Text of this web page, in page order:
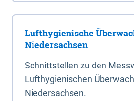
Lufthygienische
Niedersachsen
Schnittstellen zu den
Lufthygienischen
Niedersachsen.